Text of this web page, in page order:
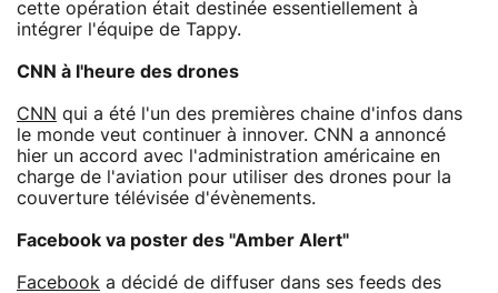
cette opération était destinée essentiellement à
intégrer l'équipe de Tappy.
CNN à l'heure des drones
CNN qui a été l'un des premières chaine d'infos dans
le monde veut continuer à innover. CNN a annoncé
hier un accord avec l'administration américaine en
charge de l'aviation pour utiliser des drones pour la
couverture télévisée d'évènements.
Facebook va poster des "Amber Alert"
Facebook a décidé de diffuser dans ses feeds des